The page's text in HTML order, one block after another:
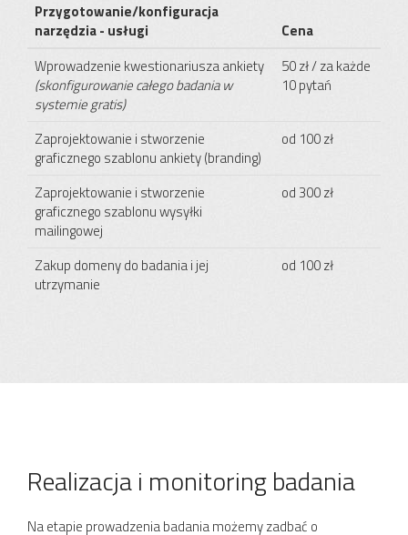
Przygotowanie/konfiguracja
narzędzia - usługi
Cena
Wprowadzenie kwestionariusza ankiety
(skonfigurowanie całego badania w
systemie gratis)
50 zł / za każde
10 pytań
Zaprojektowanie i stworzenie
graficznego szablonu ankiety (branding)
od 100 zł
Zaprojektowanie i stworzenie
graficznego szablonu wysyłki
mailingowej
od 300 zł
Zakup domeny do badania i jej
utrzymanie
od 100 zł
Realizacja i monitoring badania
Na etapie prowadzenia badania możemy zadbać o